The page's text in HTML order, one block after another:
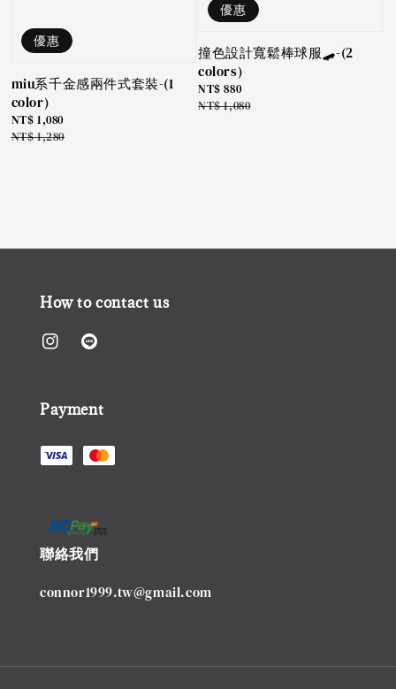
優惠
miu系千金感兩件式套裝-(1
color)
Sale
price
NT$ 1,080
Regular
NT$ 1,280
優惠
撞色設計寬鬆棒球服🛹-(2
colors)
Sale
price
NT$ 880
Regular
NT$ 1,080
How to contact us
Payment
聯絡我們
connor1999.tw@gmail.com